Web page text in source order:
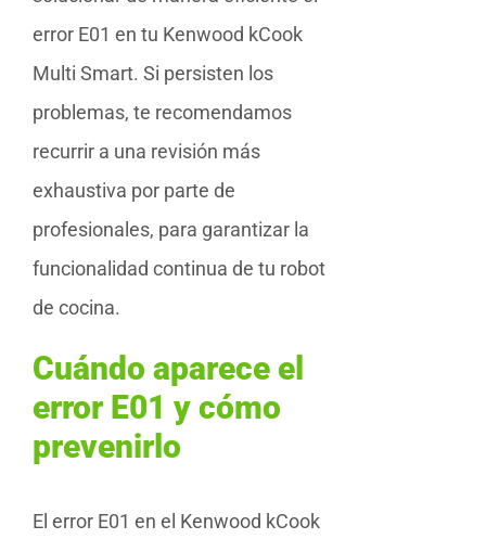
error E01 en tu Kenwood kCook
Multi Smart. Si persisten los
problemas, te recomendamos
recurrir a una revisión más
exhaustiva por parte de
profesionales, para garantizar la
funcionalidad continua de tu robot
de cocina.
Cuándo aparece el
error E01 y cómo
prevenirlo
El error E01 en el Kenwood kCook